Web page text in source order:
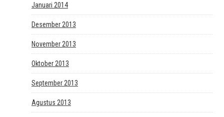
Januari 2014
Desember 2013
November 2013
Oktober 2013
September 2013
Agustus 2013